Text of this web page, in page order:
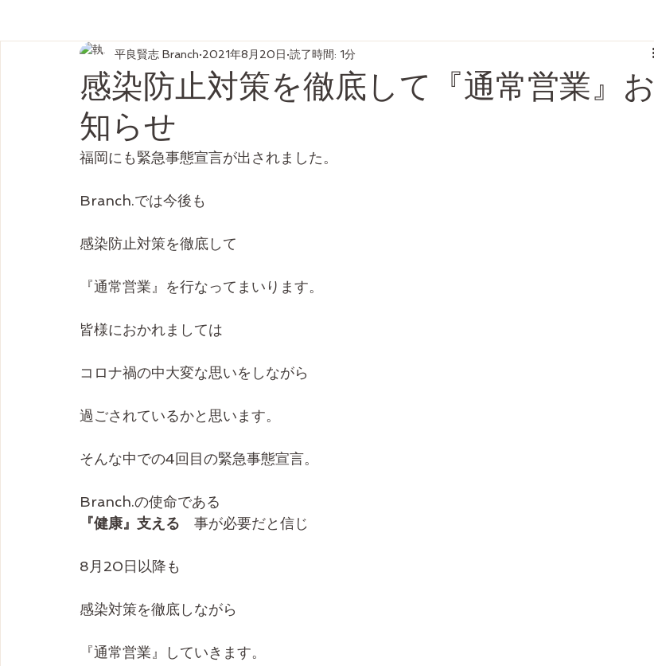
感染防止対策を徹底して『通常営業』お
知らせ
平良賢志 Branch 2021年8月20日 読了時間: 1分
福岡にも緊急事態宣言が出されました。
Branch.では今後も
感染防止対策を徹底して
『通常営業』を行なってまいります。
皆様におかれましては
コロナ禍の中大変な思いをしながら
過ごされているかと思います。
そんな中での4回目の緊急事態宣言。
Branch.の使命である
『健康』支える 事が必要だと信じ
8月20日以降も
感染対策を徹底しながら
『通常営業』していきます。